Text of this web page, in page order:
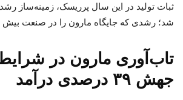
ثبات تولید در این سال پرریسک، زمینه‌ساز رشد
شد؛ رشدی که جایگاه مارون را در صنعت بیش
تاب‌آوری مارون در
جهش ۳۹ درصدی درآمد